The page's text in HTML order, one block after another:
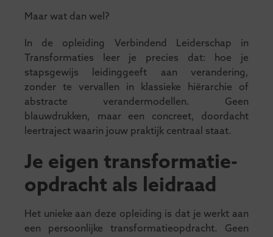
Maar wat dan wel?
In de opleiding Verbindend Leiderschap in
Transformaties leer je precies dat: hoe je
stapsgewijs leidinggeeft aan verandering,
zonder te vervallen in klassieke hiërarchie of
abstracte verandermodellen. Geen
blauwdrukken, maar een concreet, doordacht
leertraject waarin jouw praktijk centraal staat.
Je eigen transformatie-
opdracht als leidraad
Het unieke aan deze opleiding is dat je werkt aan
een persoonlijke transformatieopdracht. Geen